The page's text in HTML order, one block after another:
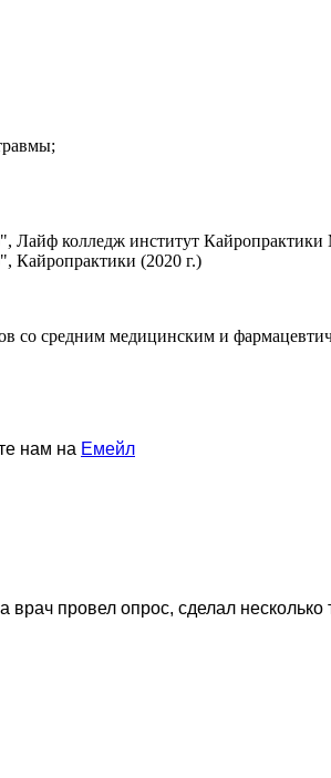
Лайф колледж институт Кайропрактики
Кайропрактики (2020 г.)
средним медицинским и
нам на Емейл
провел опрос, сделал